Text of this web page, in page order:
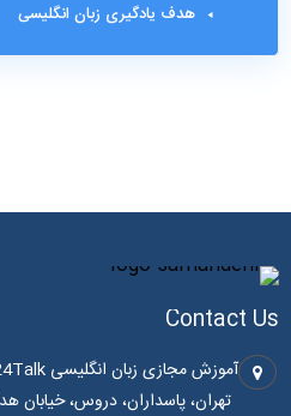
هدف یادگیری زبان انگلیسی
Contact Us
آموزش مجازی زبان انگلیسی 24Talk
تهران، پاسداران، دروس، خیابان